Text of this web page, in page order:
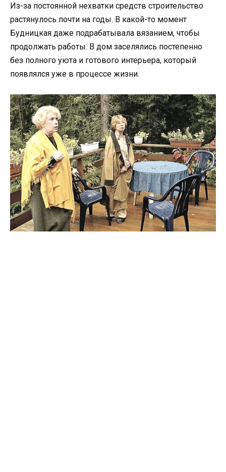
Из-за постоянной нехватки средств строительство
растянулось почти на годы. В какой-то момент
Будницкая даже подрабатывала вязанием, чтобы
продолжать работы. В дом заселялись постепенно
без полного уюта и готового интерьера, который
появлялся уже в процессе жизни.